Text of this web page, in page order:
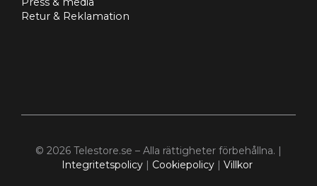
Retur & Reklamation
© 2026 Telestore.se – Alla rättigheter förbehållna. |
Integritetspolicy | Cookiepolicy | Villkor